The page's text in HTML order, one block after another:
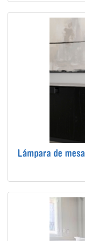
Lámpara de mesa